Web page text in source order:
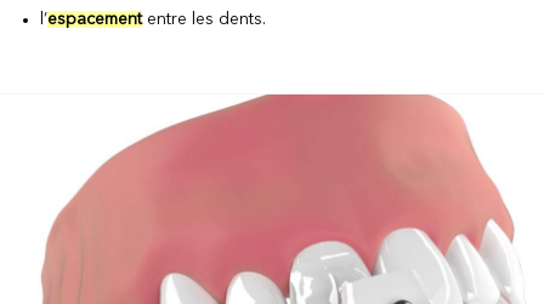
l’espacemententre les dents.